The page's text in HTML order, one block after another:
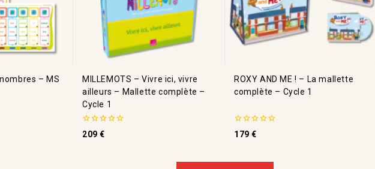
– MS
MILLEMOTS – Vivre ici, vivre
ailleurs – Mallette complète –
Cycle 1
0
de
209€
ROXY AND ME ! – La mallette
complète – Cycle 1
0
de
179€